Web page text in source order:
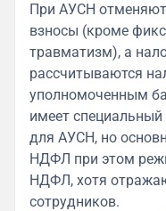
При АУСН
взносы (кроме
травматизм), а
рассчитываются
уполномоченным
имеет
для АУСН, но
НДФЛ при этом
НДФЛ, хотя
сотрудников.